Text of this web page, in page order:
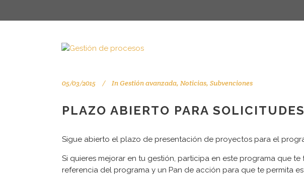
05/03/2015 InGestión avanzada, Noticias, Subvenciones
PLAZO ABIERTO PARA
Sigue abierto el plazo de presentación de proyectos para el
Si quieres mejorar en tu gestión, participa en este programa que
referencia del programa y un Pan de acción para que te permita
Tu consultor de confianza